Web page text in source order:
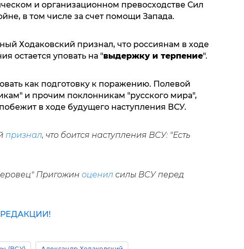
и организационном превосходстве Сил
в том числе за счет помощи Запада.
Ходаковский признал, что россиянам в ходе
остается уповать на "выдержку и терпение".
как подготовку к поражению. Полевой
и прочим поклонникам "русского мира",
в ходе будущего наступления ВСУ.
признал, что боится наступления ВСУ: "Есть
Пригожин оценил силы ВСУ перед